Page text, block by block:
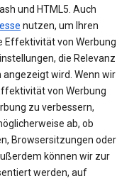
und HTML5. Auch
nutzen, um Ihren
Effektivität von Werbung
die Relevanz
angezeigt wird. Wenn wir
von Werbung
zu verbessern,
ab, ob
Browsersitzungen oder
können wir zur
werden, auf